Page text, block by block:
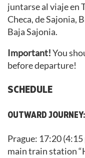
juntarse al viaje en
Checa, de Sajonia,
Baja Sajonia.
Important!You
before departure!
SCHEDULE
OUTWARD JOURNEY:
Prague: 17:20
main train station